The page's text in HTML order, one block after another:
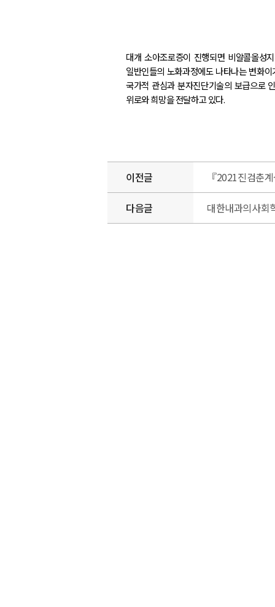
대개 소아조로증이 진행되면 비알콜올성
일반인들의 노화과정에도 나타나는 변화
국가적 관심과 분자진단기술의 보급으로
위로와 희망을 전달하고 있다.
이전글 『2021진검춘
다음글 대한내과의사회